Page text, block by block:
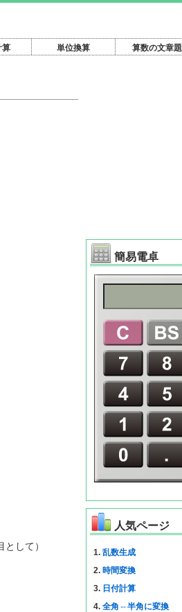
算 単位換算 算数の文章題
して）
簡易電卓
人気ページ
1. 乱数生成
2. 時間変換
3. 日付計算
4. 全角⇔半角に変換